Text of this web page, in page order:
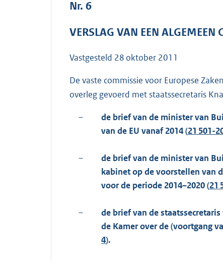
Nr. 6
VERSLAG VAN EEN ALGEMEEN
Vastgesteld 28 oktober 2011
De vaste commissie voor Europese Zaken
overleg gevoerd met staatssecretaris
–
de brief van de minister van
van de EU vanaf 2014 (21 501-
–
de brief van de minister van
kabinet op de voorstellen van
voor de periode 2014–2020 (21
–
de brief van de
de Kamer over de (voortgang
4).